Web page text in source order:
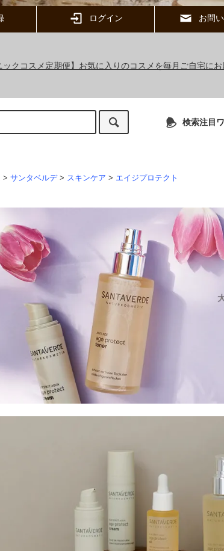
ログイン お問
クコスメ定期便】お気に入りのコスメを毎月ご自宅に
検索注目
> サンタベルデ > スキンケア > エイジプロテクト